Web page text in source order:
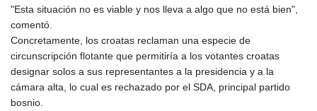
"Esta situación no es viable y nos lleva a algo que no está bien",
comentó.
Concretamente, los croatas reclaman una especie de
circunscripción flotante que permitiría a los votantes croatas
designar solos a sus representantes a la presidencia y a la
cámara alta, lo cual es rechazado por el SDA, principal partido
bosnio.